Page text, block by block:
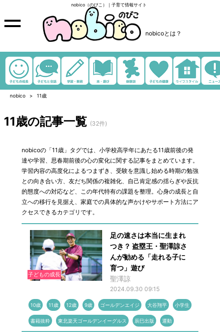
nobico（のびこ）｜子育て情報サイト
nobicoとは？
nobico 11歳
11歳の記事一覧 (32件)
nobicoの「11歳」タグでは、小学校高学年にあたる11歳前後の発
達や学習、思春期前後の心の変化に関する記事をまとめています。
学習内容の高度化によるつまずき、受験を意識し始める時期の勉強
との向き合い方、友だち関係の複雑化、自己肯定感の揺らぎや反抗
的態度への対応など、この年代特有の課題を整理。心身の成長と自
立への移行を見据え、家庭での具体的な声かけやサポート方法にア
クセスできるカテゴリです。
子どもの成長
足の速さは本当に生まれ
つき？ 盗塁王・聖澤諒さ
んが勧める「走れる子に
育つ」遊び
聖澤諒
2024.09.30 09:15
10歳 11歳 12歳 9歳 ゴールデンエイジ 大谷翔平 小学生
書籍抜粋 東北楽天ゴールデンイーグルス 辰巳出版 運動